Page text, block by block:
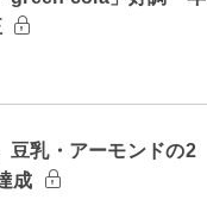
豆乳・アーモンドの2
成